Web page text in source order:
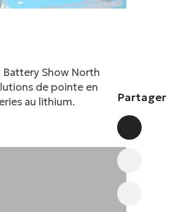
Partager
Battery Show North
de pointe en
au lithium.